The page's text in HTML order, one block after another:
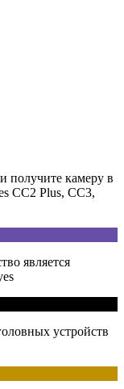
камеру в
CC2 Plus, CC3,
является
устройств